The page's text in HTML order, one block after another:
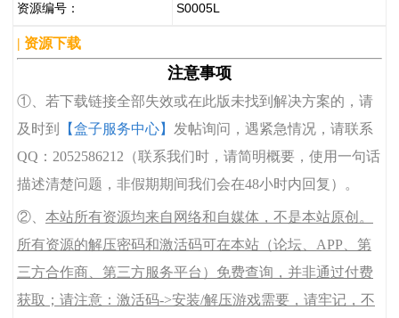
资源编号： S0005L
| 资源下载
注意事项
①、若下载链接全部失效或在此版未找到解决方案的，请
及时到
【盒子服务中心】 发帖询问，遇紧急情况，请联系
QQ：2052586212（联系我们时，请简明概要，使用一句话
描述清楚问题，非假期期间我们会在48小时内回复）。
②、 本站所有资源均来自网络和自媒体，不是本站原创。
所有资源的解压密码和激活码可在本站（论坛、APP、第
三方合作商、第三方服务平台）免费查询，并非通过付费
获取；请注意：激活码->安装/解压游戏需要，请牢记，不